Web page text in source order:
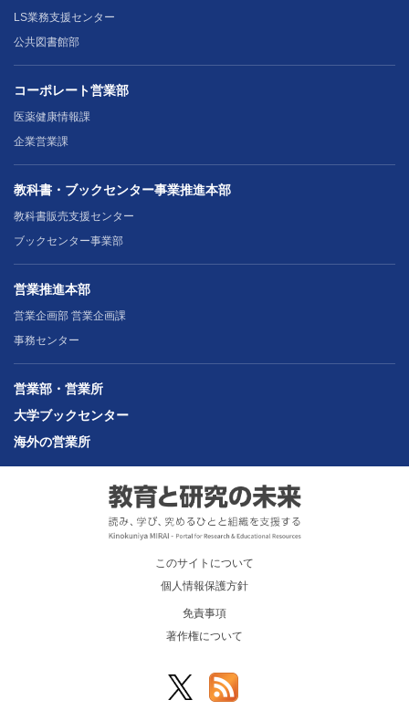
LS業務支援センター
公共図書館部
コーポレート営業部
医薬健康情報課
企業営業課
教科書・ブックセンター事業推進本部
教科書販売支援センター
ブックセンター事業部
営業推進本部
営業企画部 営業企画課
事務センター
営業部・営業所
大学ブックセンター
海外の営業所
このサイトについて
個人情報保護方針
免責事項
著作権について